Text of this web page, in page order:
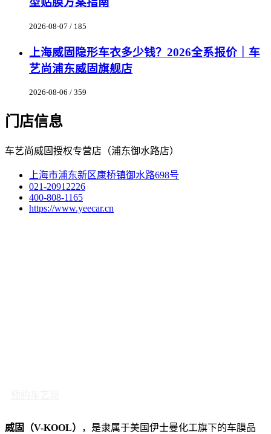
2026-08-07 / 185
上海威固隐形车衣多少钱？2026全系报价｜车
艺尚浦东威固旗舰店
2026-08-06 / 359
门店信息
车艺尚威固授权专营店（浦东御水路店）
上海市浦东新区康桥镇御水路698号
021-20912226
400-808-1165
https://www.yeecar.cn
威固（V-KOOL）
，是隶属于美国伊士曼化工旗下的车膜品